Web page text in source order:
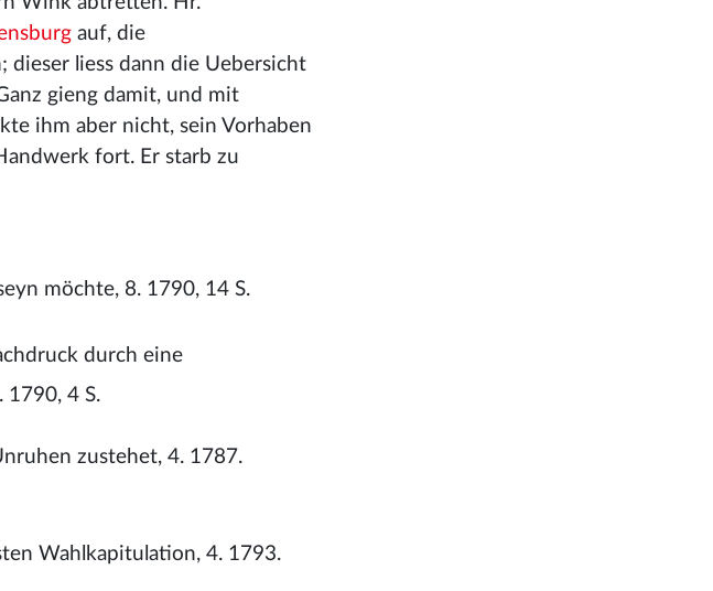
auf, die
dieser liess dann die Uebersicht
gieng damit, und mit
ihm aber nicht, sein Vorhaben
fort. Er starb zu
möchte, 8. 1790, 14 S.
durch eine
1790, 4 S.
zustehet, 4. 1787.
Wahlkapitulation, 4. 1793.